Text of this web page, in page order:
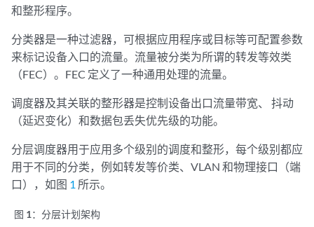
和整形程序。
分类器是一种过滤器，可根据应用程序或目标等可配置参数
来标记设备入口的流量。流量被分类为所谓的转发等效类
（FEC）。FEC 定义了一种通用处理的流量。
调度器及其关联的整形器是控制设备出口流量带宽、 抖动
（延迟变化）和数据包丢失优先级的功能。
分层调度器用于应用多个级别的调度和整形，每个级别都应
用于不同的分类，例如转发等价类、VLAN 和物理接口（端
口），如图 1 所示。
图 1： 分层计划架构